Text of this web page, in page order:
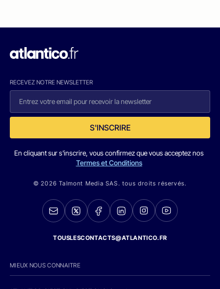
RECEVEZ NOTRE NEWSLETTER
S'INSCRIRE
En cliquant sur s'inscrire, vous confirmez que vous acceptez nos
Termes et Conditions
© 2026 Talmont Media SAS. tous droits réservés.
TOUSLESCONTACTS@ATLANTICO.FR
MIEUX NOUS CONNAITRE